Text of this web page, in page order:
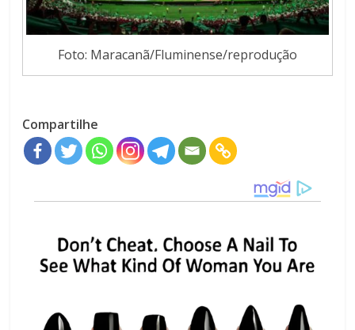
Foto: Maracanã/Fluminense/reprodução
Compartilhe